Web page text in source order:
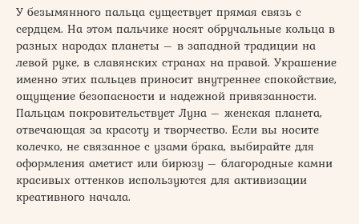
У безымянного пальца существует прямая связь с
сердцем. На этом пальчике носят обручальные кольца в
разных народах планеты – в западной традиции на
левой руке, в славянских странах на правой. Украшение
именно этих пальцев приносит внутреннее спокойствие,
ощущение безопасности и надежной привязанности.
Пальцам покровительствует Луна – женская планета,
отвечающая за красоту и творчество. Если вы носите
колечко, не связанное с узами брака, выбирайте для
оформления аметист или бирюзу – благородные камни
красивых оттенков используются для активизации
креативного начала.